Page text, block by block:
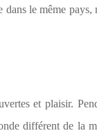
le même
et plaisir.
différent de la